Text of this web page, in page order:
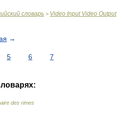
словарь > Video Input Video Output
→
5 6 7
des rimes